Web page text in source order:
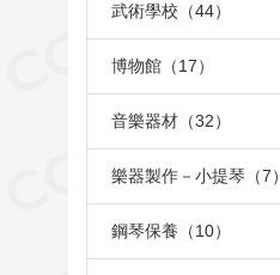
武術學校（44）
博物館（17）
音樂器材（32）
樂器製作－小提琴（7）
鋼琴保養（10）